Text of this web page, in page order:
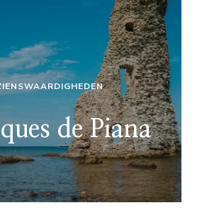
de Piana